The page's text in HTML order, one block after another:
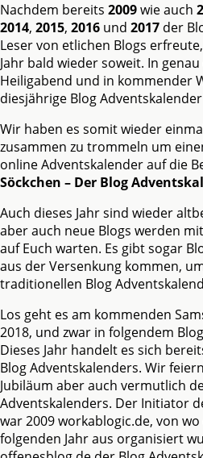
Nachdem bereits 2009wie auch
2014, 2015, 2016 und 2017 der
Leser von etlichen Blogs
Jahr bald wieder soweit. In
Heiligabend und in kommender
diesjährige Blog
Wir haben es somit wieder
zusammen zu trommeln um
online Adventskalender auf die
Söckchen – Der Blog
Auch dieses Jahr sind wieder
aber auch neue Blogs werden
auf Euch warten. Es gibt sogar
aus der Versenkung kommen,
traditionellen Blog
Los geht es am kommenden
2018, und zwar in folgendem
Dieses Jahr handelt es sich
Blog Adventskalenders. Wir
Jubiläum aber auch vermutlich
Adventskalenders. Der Initiator
war 2009 workablogic.de, von
folgenden Jahr aus organisiert